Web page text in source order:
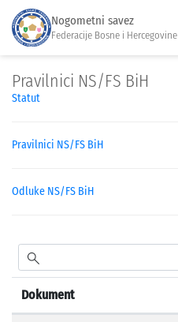
Nogometni savez
Federacije Bosne i Hercegovine
Pravilnici NS/FS BiH
Statut
Pravilnici NS/FS BiH
Odluke NS/FS BiH
Dokument